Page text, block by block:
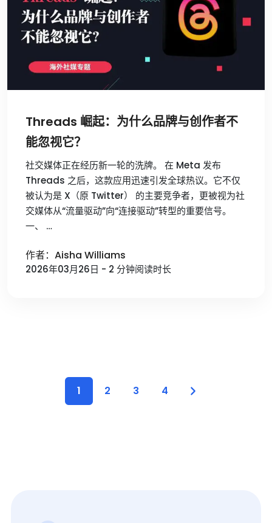
Threads 崛起：为什么品牌与创作者不
能忽视它？
社交媒体正在经历新一轮的洗牌。 在 Meta 发布
Threads 之后，这款应用迅速引发全球热议。它不仅
被认为是 X（原 Twitter） 的主要竞争者，更被视为社
交媒体从“流量驱动”向“连接驱动”转型的重要信号。
一、 …
作者：Aisha Williams
2026年03月26日 - 2 分钟阅读时长
1 2 3 4